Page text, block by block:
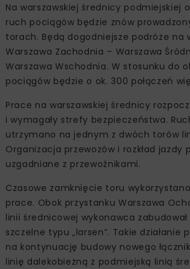
Na warszawskiej średnicy podmiejskiej
ruch pociągów będzie znów
torach. Będą dogodniejsze podróże na
Warszawa Zachodnia – Warszawa
Warszawa Wschodnia. W stosunku do
pociągów będzie o ok. 300 połączeń
Prace na warszawskiej średnicy
i wymagały strefy bezpieczeństwa.
utrzymano na jednym z dwóch torów
Organizacja przewozów i rozkład jazdy
uzgadniane z przewoźnikami.
Czasowe zamknięcie toru
prace. Obok przystanku Warszawa
linii średnicowej wykonawca
szczelne typu „larsen”. Takie działanie
na kontynuację budowy nowego
linię dalekobieżną z podmiejską linią